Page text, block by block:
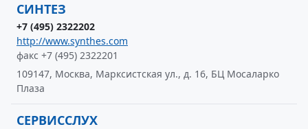
СИНТЕЗ
+7 (495) 2322202
http://www.synthes.com
факс +7 (495) 2322201
109147, Москва, Марксистская ул., д. 16, БЦ Мосаларко
Плаза
СЕРВИССЛУХ